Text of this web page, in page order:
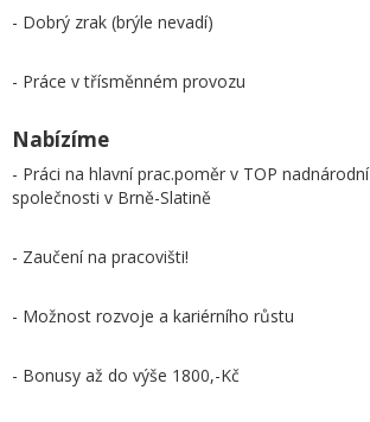
- Dobrý zrak (brýle nevadí)
- Práce v třísměnném provozu
Nabízíme
- Práci na hlavní prac.poměr v TOP nadnárodní
společnosti v Brně-Slatině
- Zaučení na pracovišti!
- Možnost rozvoje a kariérního růstu
- Bonusy až do výše 1800,-Kč